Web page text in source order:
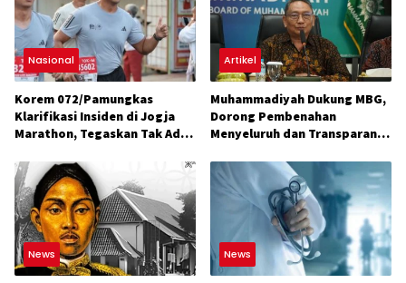
Nasional
Korem 072/Pamungkas
Klarifikasi Insiden di Jogja
Marathon, Tegaskan Tak Ada
Artikel
Muhammadiyah Dukung MBG,
Dorong Pembenahan
Menyeluruh dan Transparansi
News News